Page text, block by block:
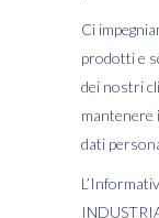
Ci
prodotti e
dei nostri
mantenere
dati